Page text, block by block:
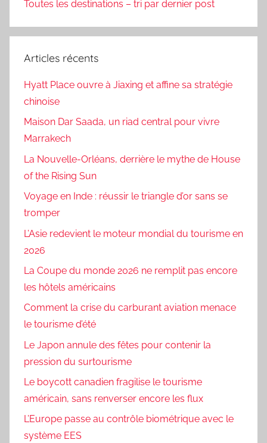
Toutes les destinations – tri par dernier post
Articles récents
Hyatt Place ouvre à Jiaxing et affine sa stratégie
chinoise
Maison Dar Saada, un riad central pour vivre
Marrakech
La Nouvelle-Orléans, derrière le mythe de House
of the Rising Sun
Voyage en Inde : réussir le triangle d’or sans se
tromper
L’Asie redevient le moteur mondial du tourisme en
2026
La Coupe du monde 2026 ne remplit pas encore
les hôtels américains
Comment la crise du carburant aviation menace
le tourisme d’été
Le Japon annule des fêtes pour contenir la
pression du surtourisme
Le boycott canadien fragilise le tourisme
américain, sans renverser encore les flux
L’Europe passe au contrôle biométrique avec le
système EES